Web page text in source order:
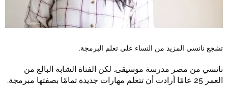
تشجع نانسي المزيد من النساء على تعلم البرمجة.
نانسي من مصر مدرسة موسيقى. لكن الفتاة الشابة البالغ من
العمر 25 عامًا أرادت أن تتعلم مهارات جديدة تمامًا بصفتها مبرمجة.